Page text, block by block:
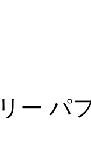
ー パ